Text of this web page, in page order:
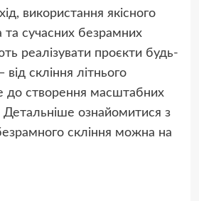
використання якісного
та сучасних безрамних
реалізувати проєкти будь-
від скління літнього
до створення масштабних
Детальніше ознайомитися з
скління можна на